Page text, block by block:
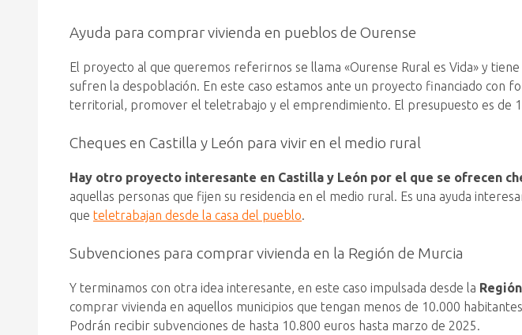
Ayuda para comprar vivienda en pueblos de Ourense
El proyecto al que queremos referirnos se llama «Ourense Rural es Vida» y
sufren la despoblación. En este caso estamos ante un proyecto financiado con
territorial, promover el teletrabajo y el emprendimiento. El presupuesto es de
Cheques en Castilla y León para vivir en el medio rural
Hay otro proyecto interesante en Castilla y León por el que se ofrecen
aquellas personas que fijen su residencia en el medio rural. Es una ayuda
que teletrabajan desde la casa del pueblo.
Subvenciones para comprar vivienda en la Región de Murcia
Y terminamos con otra idea interesante, en este caso impulsada desde la
comprar vivienda en aquellos municipios que tengan menos de 10.000
Podrán recibir subvenciones de hasta 10.800 euros hasta marzo de 2025.